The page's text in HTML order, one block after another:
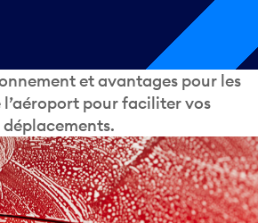
et avantages pour les
l’aéroport pour faciliter vos
déplacements.